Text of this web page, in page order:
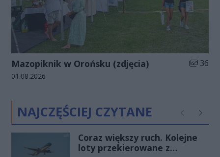
Mazopiknik w Orońsku (zdjęcia) Liczba
36
Data dodania galerii:
01.08.2026
NAJCZĘŚCIEJ CZYTANE Poprzednie
Coraz większy ruch. Kolejne
loty przekierowane z